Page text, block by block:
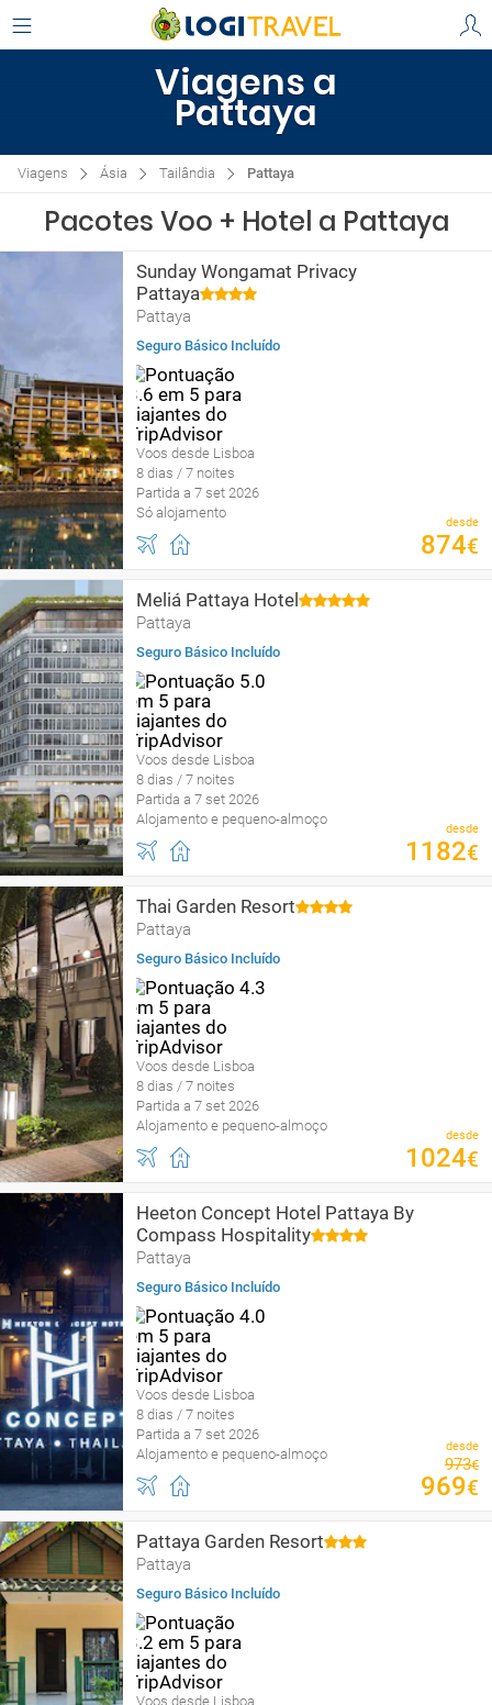
Viagens a
Pattaya
Viagens Ásia Tailândia Pattaya
Pacotes Voo + Hotel a Pattaya
Sunday Wongamat Privacy
Pattaya
Pattaya
Seguro Básico Incluído
Voos desde Lisboa
8 dias / 7 noites
Partida a 7 set 2026
Só alojamento
desde
874€
Meliá Pattaya Hotel
Pattaya
Seguro Básico Incluído
Voos desde Lisboa
8 dias / 7 noites
Partida a 7 set 2026
Alojamento e pequeno-almoço
desde
1182€
Thai Garden Resort
Pattaya
Seguro Básico Incluído
Voos desde Lisboa
8 dias / 7 noites
Partida a 7 set 2026
Alojamento e pequeno-almoço
desde
1024€
Heeton Concept Hotel Pattaya By
Compass Hospitality
Pattaya
Seguro Básico Incluído
Voos desde Lisboa
8 dias / 7 noites
Partida a 7 set 2026
Alojamento e pequeno-almoço
desde
973€
969€
Pattaya Garden Resort
Pattaya
Seguro Básico Incluído
Voos desde Lisboa